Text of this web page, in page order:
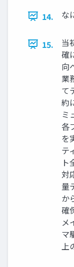
14.
な
15.
当
確
向
業
て
約
ミ
各
を
テ
対
量
か
確
メ
マ